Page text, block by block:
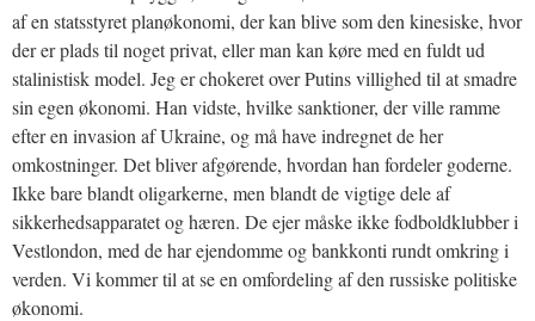
af en statsstyret planøkonomi, der kan blive som den kinesiske, hvor
der er plads til noget privat, eller man kan køre med en fuldt ud
stalinistisk model. Jeg er chokeret over Putins villighed til at smadre
sin egen økonomi. Han vidste, hvilke sanktioner, der ville ramme
efter en invasion af Ukraine, og må have indregnet de her
omkostninger. Det bliver afgørende, hvordan han fordeler goderne.
Ikke bare blandt oligarkerne, men blandt de vigtige dele af
sikkerhedsapparatet og hæren. De ejer måske ikke fodboldklubber i
Vestlondon, med de har ejendomme og bankkonti rundt omkring i
verden. Vi kommer til at se en omfordeling af den russiske politiske
økonomi.